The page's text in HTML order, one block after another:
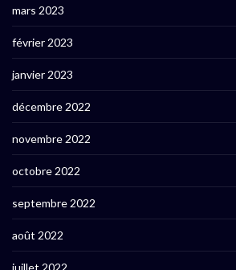
mars 2023
février 2023
janvier 2023
décembre 2022
novembre 2022
octobre 2022
septembre 2022
août 2022